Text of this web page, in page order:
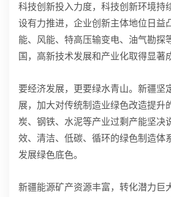
科技创新投入力度，科技创新环境持
设有力推进，企业创新主体地位日益
能、风能、特高压输变电、油气勘探
国，高新技术发展和产业化取得显著
要经济发展，更要绿水青山。新疆坚
展，加大对传统制造业绿色改造提升
炭、钢铁、水泥等产业过剩产能坚决
效、清洁、低碳、循环的绿色制造体
发展绿色底色。
新疆能源矿产资源丰富，转化潜力巨